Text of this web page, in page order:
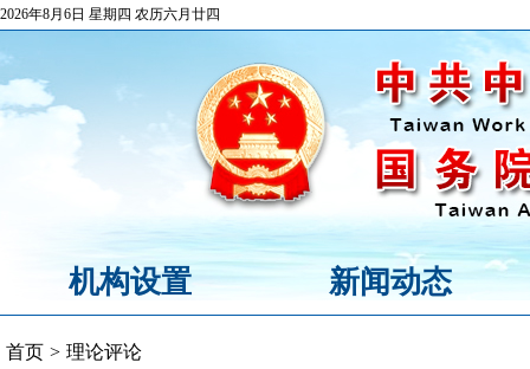
2026年8月6日 星期四 农历六月廿四
机构设置 新闻动态
首页 > 理论评论